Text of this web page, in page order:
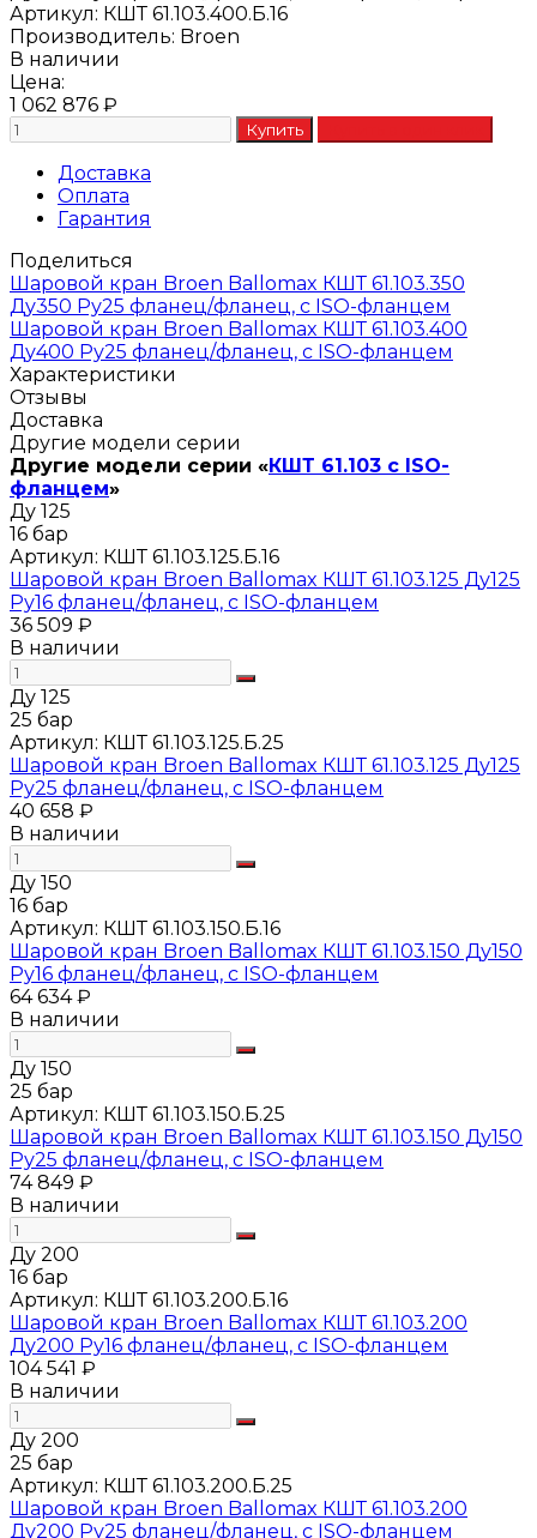
Артикул: КШТ 61.103.400.Б.16
Производитель: Broen
В наличии
Цена:
1 062 876 ₽
Доставка
Оплата
Гарантия
Поделиться
Шаровой кран Broen Ballomax КШТ 61.103.350
Ду350 Ру25 фланец/фланец, с ISO-фланцем
Шаровой кран Broen Ballomax КШТ 61.103.400
Ду400 Ру25 фланец/фланец, с ISO-фланцем
Характеристики
Отзывы
Доставка
Другие модели серии
Другие модели серии «КШТ 61.103 с ISO-
фланцем»
Ду 125
16 бар
Артикул: КШТ 61.103.125.Б.16
Шаровой кран Broen Ballomax КШТ 61.103.125 Ду125
Ру16 фланец/фланец, с ISO-фланцем
36 509 ₽
В наличии
Ду 125
25 бар
Артикул: КШТ 61.103.125.Б.25
Шаровой кран Broen Ballomax КШТ 61.103.125 Ду125
Ру25 фланец/фланец, с ISO-фланцем
40 658 ₽
В наличии
Ду 150
16 бар
Артикул: КШТ 61.103.150.Б.16
Шаровой кран Broen Ballomax КШТ 61.103.150 Ду150
Ру16 фланец/фланец, с ISO-фланцем
64 634 ₽
В наличии
Ду 150
25 бар
Артикул: КШТ 61.103.150.Б.25
Шаровой кран Broen Ballomax КШТ 61.103.150 Ду150
Ру25 фланец/фланец, с ISO-фланцем
74 849 ₽
В наличии
Ду 200
16 бар
Артикул: КШТ 61.103.200.Б.16
Шаровой кран Broen Ballomax КШТ 61.103.200
Ду200 Ру16 фланец/фланец, с ISO-фланцем
104 541 ₽
В наличии
Ду 200
25 бар
Артикул: КШТ 61.103.200.Б.25
Шаровой кран Broen Ballomax КШТ 61.103.200
Ду200 Ру25 фланец/фланец, с ISO-фланцем